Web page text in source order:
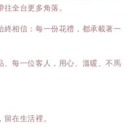
全台更多角落。
終相信：每一份花禮，都承載著一
、每一位客人，用心、溫暖、不馬
在生活裡。